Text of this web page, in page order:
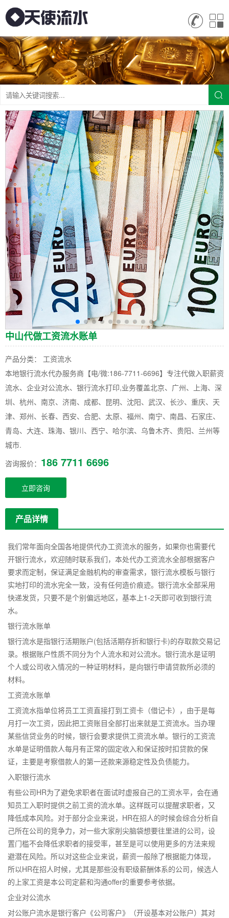
中山代做工资流水账单
产品分类： 工资流水
本地银行流水代办服务商【电/微:186-7711-6696】专注代做入职薪资
流水、企业对公流水、银行流水打印,业务覆盖北京、广州、上海、深
圳、杭州、南京、济南、成都、昆明、沈阳、武汉、长沙、重庆、天
津、郑州、长春、西安、合肥、太原、福州、南宁、南昌、石家庄、
青岛、大连、珠海、银川、西宁、哈尔滨、乌鲁木齐、贵阳、兰州等
城市.
咨询报价： 186 7711 6696
立即咨询
产品详情
我们常年面向全国各地提供代办工资流水的服务，如果你也需要代
开银行流水，欢迎随时联系我们，本处代办工资流水全部根据客户
要求而定制，保证满足金融机构的审查需求，银行流水模板与银行
实地打印的流水完全一致，没有任何造价痕迹。银行流水全部采用
快递发货，只要不是个别偏远地区，基本上1-2天即可收到银行流
水。
银行流水账单
银行流水是指银行活期账户(包括活期存折和银行卡)的存取款交易记
录。根据账户性质不同分为个人流水和对公流水。银行流水是证明
个人或公司收入情况的一种证明材料，是向银行申请贷款所必须的
材料。
工资流水账单
工资流水指单位将员工工资直接打到工资卡（借记卡），由于是每
月打一次工资，因此把工资账目全部打出来就是工资流水。当办理
某些信贷业务的时候，银行会要求提供工资流水单。银行的工资流
水单是证明借款人每月有正常的固定收入和保证按时扣贷款的保
证，主要是考察借款人的第一还款来源稳定性及负债能力。
入职银行流水
有些公司HR为了避免求职者在面试时虚报自己的工资水平，会在通
知员工入职时提供之前工资的流水单。这样既可以提醒求职者，又
降低成本风险。对于部分企业来说，HR在招人的时候会综合分析自
己所在公司的竞争力，对一些大家削尖脑袋想要往里进的公司，设
置门槛不会降低求职者的接受率，甚至是可以使用更多的方法来规
避潜在风险。所以对这些企业来说，薪资一般除了根据能力体现，
所以HR在招人时候，尤其是那些没有职级薪酬体系的公司，候选人
的上家工资是本公司定薪和沟通offer的重要参考依据。
企业对公流水
对公账户流水是银行客户《公司客户》（开设基本对公账户）其对